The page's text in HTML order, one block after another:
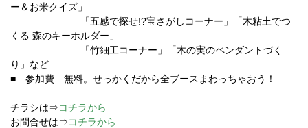
ー＆お米クイズ」
「五感で探せ!?宝さがしコーナー」「木粘土でつ
くる 森のキーホルダー」
「竹細工コーナー」「木の実のペンダントづく
り」など
■ 参加費 無料。せっかくだから全ブースまわっちゃおう！
チラシは⇒コチラから
お問合せは⇒コチラから